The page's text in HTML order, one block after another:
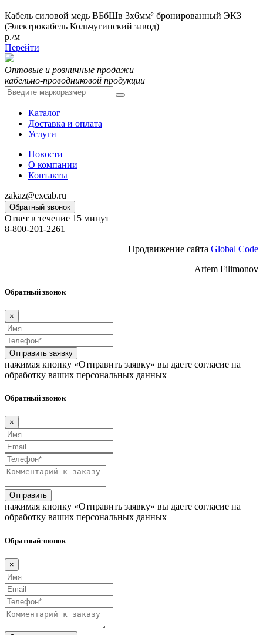
Кабель силовой медь ВБбШв 3x6мм² бронированный ЭКЗ
(Электрокабель Кольчугинский завод)
р./м
Перейти
Оптовые и розничные продажи
кабельно-проводниковой продукции
Каталог
Доставка и оплата
Услуги
Новости
О компании
Контакты
zakaz@excab.ru
Обратный звонок
Ответ в течение 15 минут
8-800-201-2261
Продвижение сайта Global Code
Artem Filimonov
Обратный звонок
×
Отправить заявку
нажимая кнопку «Отправить заявку» вы даете согласие на
обработку ваших персональных данных
Обратный звонок
×
Отправить
нажимая кнопку «Отправить заявку» вы даете согласие на
обработку ваших персональных данных
Обратный звонок
×